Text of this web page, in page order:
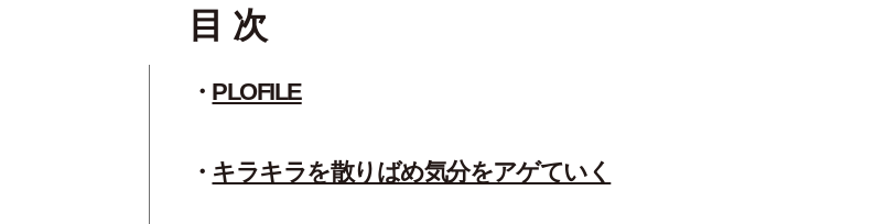
目 次
PLOFILE
キラキラを散りばめ気分をアゲていく